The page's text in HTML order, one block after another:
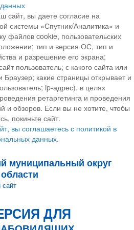
сайт, вы даете согласие на
системы «Спутник/Аналитика» и
файлов cookie, пользовательских
тип и версия ОС, тип и
и разрешение его экрана;
пользователь; с какого сайта или
какие страницы открывает и
ip-адрес). в целях
ретаргетинга и проведения
и обзоров. Если вы не хотите, чтобы
покиньте сайт.
вы соглашаетесь с политикой в
данных.